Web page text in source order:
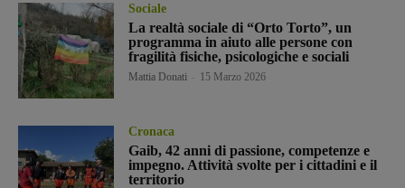
Sociale
La realtà sociale di “Orto Torto”, un
programma in aiuto alle persone con
fragilità fisiche, psicologiche e sociali
Mattia Donati 15 Marzo 2026
Cronaca
Gaib, 42 anni di passione, competenze e
impegno. Attività svolte per i cittadini e il
territorio